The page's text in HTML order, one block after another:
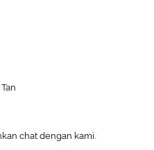
chat dengan kami.